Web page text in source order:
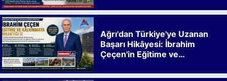
Ağrı'dan Türkiye'ye Uzanan
Başarı Hikâyesi: İbrahim
Çeçen'in Eğitime ve